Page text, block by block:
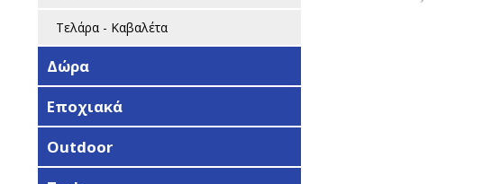
Τελάρα - Καβαλέτα
Δώρα
Εποχιακά
Outdoor